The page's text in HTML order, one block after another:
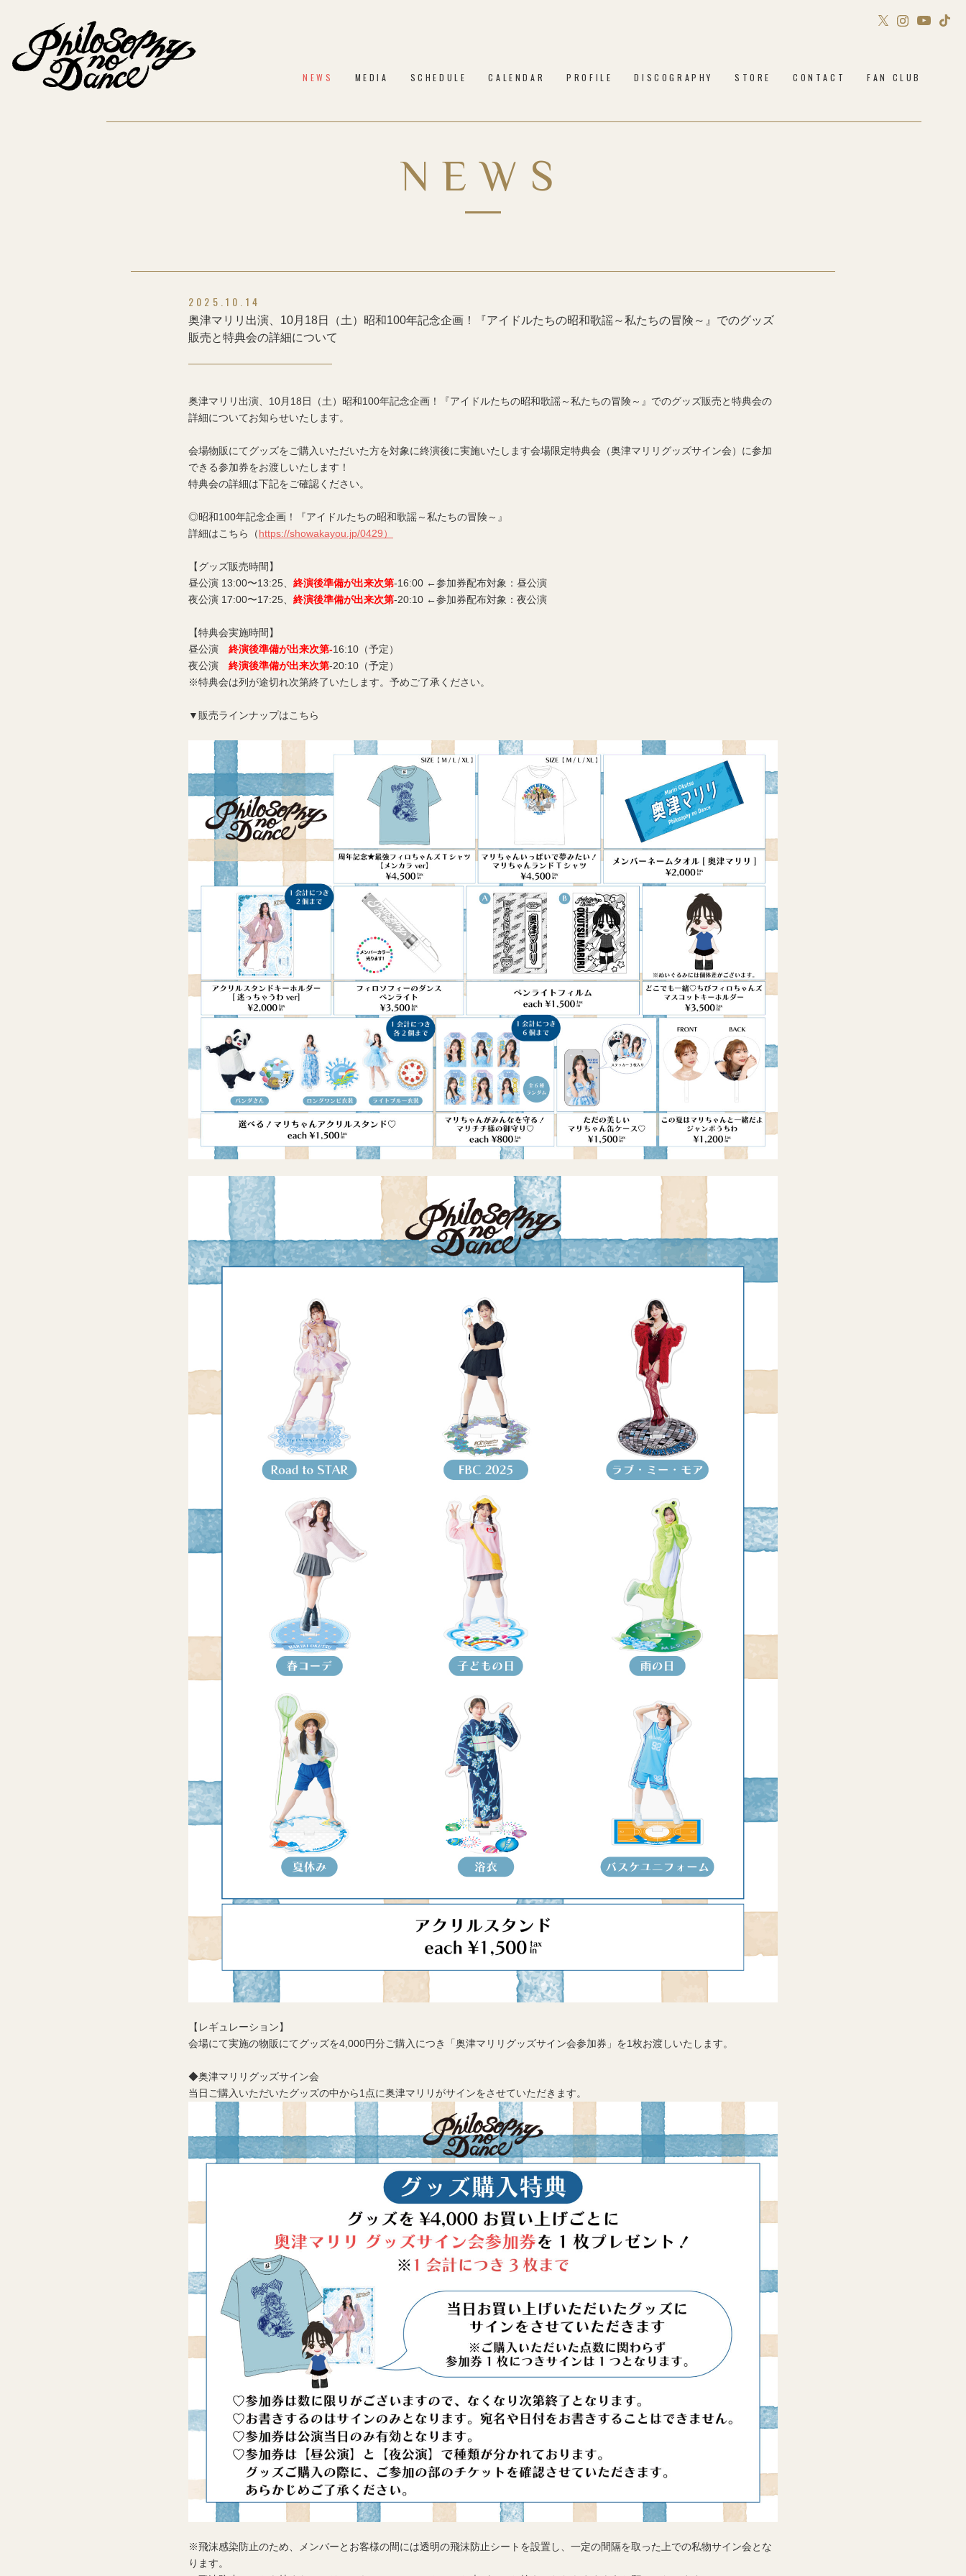
NEWS MEDIA SCHEDULE CALENDAR PROFILE DISCOGRAPHY STORE
Philosophy no Dance STORE
CONTACT FAN CLUB
NEWS
2025.10.14
奥津マリリ出演、10月18日（土）昭和100年記念企画！『アイドルたちの昭和歌謡～私たちの冒険～』でのグッズ
販売と特典会の詳細について
奥津マリリ出演、10月18日（土）昭和100年記念企画！『アイドルたちの昭和歌謡～私たちの冒険～』でのグッズ販売と特典会の
詳細についてお知らせいたします。
会場物販にてグッズをご購入いただいた方を対象に終演後に実施いたします会場限定特典会（奥津マリリグッズサイン会）に参加
できる参加券をお渡しいたします！
特典会の詳細は下記をご確認ください。
◎昭和100年記念企画！『アイドルたちの昭和歌謡～私たちの冒険～』
詳細はこちら（https://showakayou.jp/0429）
【グッズ販売時間】
昼公演 13:00〜13:25、 終演後準備が出来次第-16:00 ←参加券配布対象：昼公演
夜公演 17:00〜17:25、 終演後準備が出来次第-20:10 ←参加券配布対象：夜公演
【特典会実施時間】
昼公演 終演後準備が出来次第-16:10（予定）
夜公演 終演後準備が出来次第-20:10（予定）
※特典会は列が途切れ次第終了いたします。予めご了承ください。
▼販売ラインナップはこちら
【レギュレーション】
会場にて実施の物販にてグッズを4,000円分ご購入につき「奥津マリリグッズサイン会参加券」を1枚お渡しいたします。
◆奥津マリリグッズサイン会
当日ご購入いただいたグッズの中から1点に奥津マリリがサインをさせていただきます。
※飛沫感染防止のため、メンバーとお客様の間には透明の飛沫防止シートを設置し、一定の間隔を取った上での私物サイン会とな
ります。